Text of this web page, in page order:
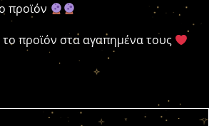
προϊόν
προϊόν στα αγαπημένα τους